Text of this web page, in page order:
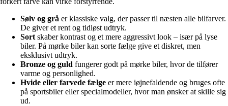
Sølv og grå er klassiske valg, der passer til næsten alle bilfarver.
De giver et rent og tidløst udtryk.
Sortskaber kontrast og et mere aggressivt look – især på lyse
biler. På mørke biler kan sorte fælge give et diskret, men
eksklusivt udtryk.
Bronze og guld fungerer godt på mørke biler, hvor de tilfører
varme og personlighed.
Hvide eller farvede fælge er mere iøjnefaldende og bruges ofte
på sportsbiler eller specialmodeller, hvor man ønsker at skille sig
ud.